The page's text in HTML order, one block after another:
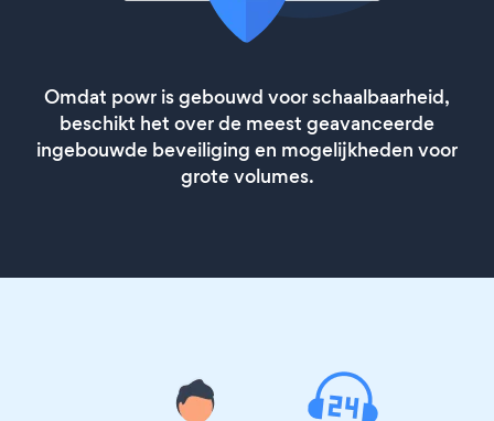
Omdat powr is gebouwd voor schaalbaarheid,
beschikt het over de meest geavanceerde
ingebouwde beveiliging en mogelijkheden voor
grote volumes.